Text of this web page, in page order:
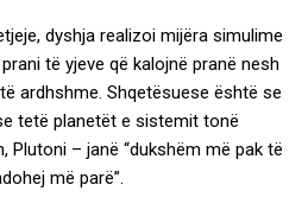
dyshja realizoi mijëra simulime
të yjeve që kalojnë pranë nesh
ardhshme. Shqetësuese është se
tetë planetët e sistemit tonë
Plutoni – janë “dukshëm më pak të
më parë”.